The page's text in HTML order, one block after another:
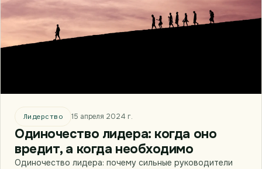
Лидерство 15 апреля 2024 г.
Одиночество лидера: когда оно
вредит, а когда необходимо
Одиночество лидера: почему сильные руководители